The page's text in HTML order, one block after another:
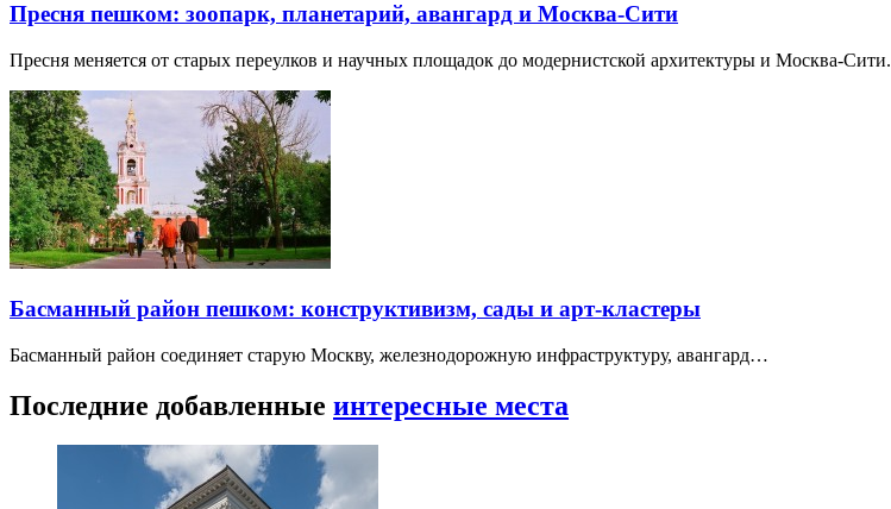
Пресня пешком: зоопарк, планетарий, авангард и Москва-Сити
Пресня меняется от старых переулков и научных площадок до модернистской архитектуры и Москва-Сити.
Басманный район пешком: конструктивизм, сады и арт-кластеры
Басманный район соединяет старую Москву, железнодорожную инфраструктуру, авангард…
Последние добавленные интересные места